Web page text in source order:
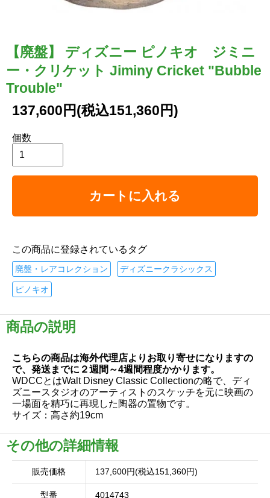
【廃盤】 ディズニー ピノキオ ジミニ
ー・クリケット Jiminy Cricket "Bubble
Trouble"
137,600円(税込151,360円)
個数
カートに入れる
この商品に登録されているタグ
廃盤・レアコレクション ディズニークラシックス
ピノキオ
商品の説明
こちらの商品は海外代理店よりお取り寄せになりますの
で、発送までに２週間～4週間程度かかります。
WDCCとはWalt Disney Classic Collectionの略で、ディ
ズニースタジオのアーティストのスケッチを元に映画の
一場面を精巧に再現した陶器の置物です。
サイズ：高さ約19cm
その他の詳細情報
販売価格 137,600円(税込151,360円)
型番 4014743